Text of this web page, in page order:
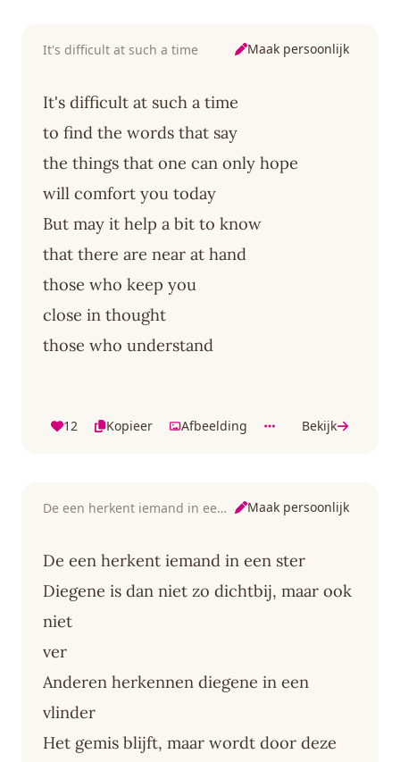
It's difficult at such a time Maak persoonlijk
It's difficult at such a time
to find the words that say
the things that one can only hope
will comfort you today
But may it help a bit to know
that there are near at hand
those who keep you
close in thought
those who understand
12 Kopieer Afbeelding Bekijk
De een herkent iemand in een ster Maak persoonlijk
De een herkent iemand in een ster
Diegene is dan niet zo dichtbij, maar ook
niet
ver
Anderen herkennen diegene in een
vlinder
Het gemis blijft, maar wordt door deze